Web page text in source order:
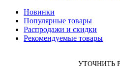
Новинки
Популярные товары
Распродажи и скидки
Рекомендуемые товары
УТОЧНИТЬ